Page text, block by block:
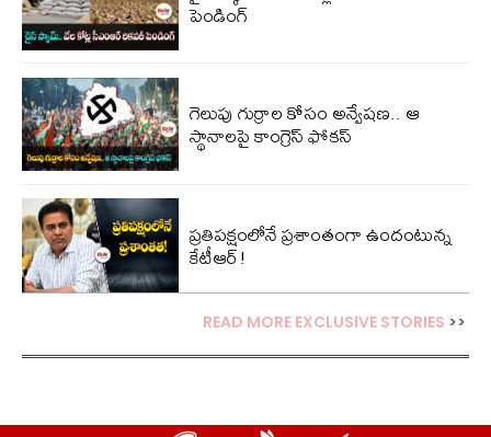
పెండింగ్
గెలుపు గుర్రాల కోసం అన్వేషణ.. ఆ
స్థానాలపై కాంగ్రెస్ ఫోకస్
ప్ర‌తిప‌క్షంలోనే ప్ర‌శాంతంగా ఉందంటున్న
కేటీఆర్!
READ MORE EXCLUSIVE STORIES >>